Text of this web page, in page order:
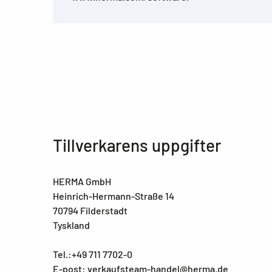
Tillverkarens uppgifter
HERMA GmbH
Heinrich-Hermann-Straße 14
70794 Filderstadt
Tyskland
Tel.:+49 711 7702-0
E-post: verkaufsteam-handel@herma.de